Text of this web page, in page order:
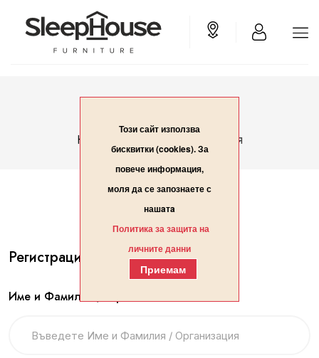
Начало Вход/Регистрация
Регистрация
Име и Фамилия / Организация*
Този сайт използва
бисквитки (cookies). За
повече информация,
моля да се запознаете с
нашaтa
Политика за защита на
личните данни
Приемам